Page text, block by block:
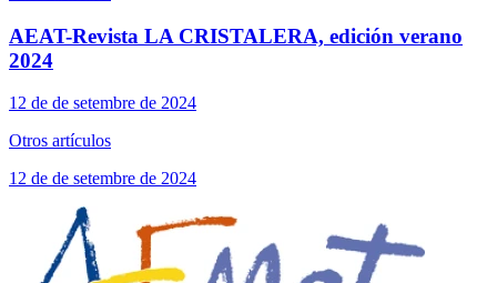
AEAT-Revista LA CRISTALERA, edición verano
2024
12 de de setembre de 2024
Otros artículos
12 de de setembre de 2024